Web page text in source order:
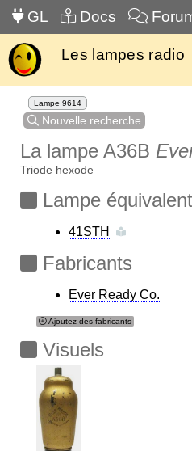
GL Docs
Les lampes radio
Lampe 9614
Nouvelle recherche
La lampe A36B
Triode hexode
Lampe
41STH
Fabricants
Ever Ready Co.
Ajoutez des fabricants
Visuels